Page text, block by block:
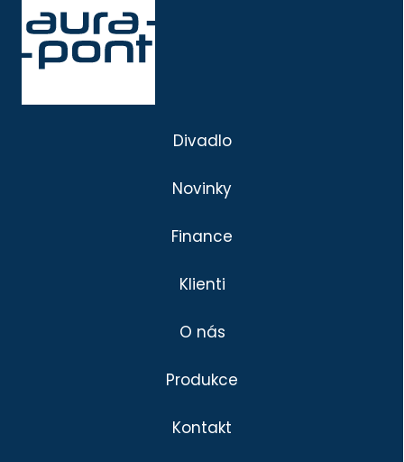
Divadlo
Divadlo
Novinky
Finance
Klienti
O nás
Produkce
Kontakt